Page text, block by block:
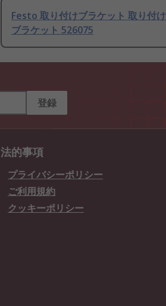
Festo 取り付けブラケット 取り付け
ブラケット 526075
登録
法的事項
プライバシーポリシー
ご利用規約
クッキーポリシー